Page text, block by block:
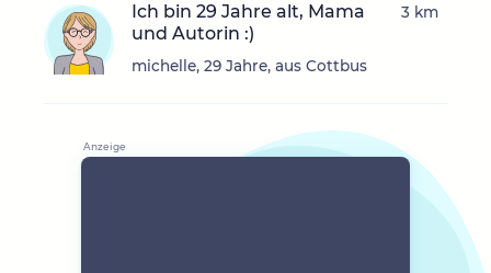
Ich bin 29 Jahre alt, Mama
und Autorin :)
michelle, 29 Jahre, aus Cottbus
3 km